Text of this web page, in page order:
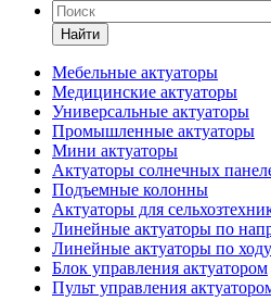
Найти
Мебельные актуаторы
Медицинские актуаторы
Универсальные актуаторы
Промышленные актуаторы
Мини актуаторы
Актуаторы солнечных
Подъемные колонны
Актуаторы для
Линейные актуаторы по
Линейные актуаторы по
Блок управления актуатором
Пульт управления